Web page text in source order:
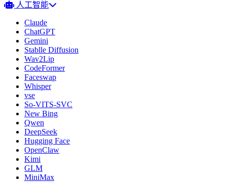
人工智能
Claude
ChatGPT
Gemini
Stablle Diffusion
Wav2Lip
CodeFormer
Faceswap
Whisper
vse
So-VITS-SVC
New Bing
Qwen
DeepSeek
Hugging Face
OpenClaw
Kimi
GLM
MiniMax